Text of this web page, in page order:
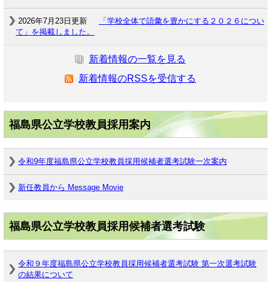
2026年7月23日更新
「学校全体で語彙を豊かにする２０２６につい
て」を掲載しました。
新着情報の一覧を見る
新着情報のRSSを受信する
福島県公立学校教員採用案内
令和9年度福島県公立学校教員採用候補者選考試験一次案内
新任教員から Message Movie
福島県公立学校教員採用候補者選考試験
令和９年度福島県公立学校教員採用候補者選考試験 第一次選考試験
の結果について